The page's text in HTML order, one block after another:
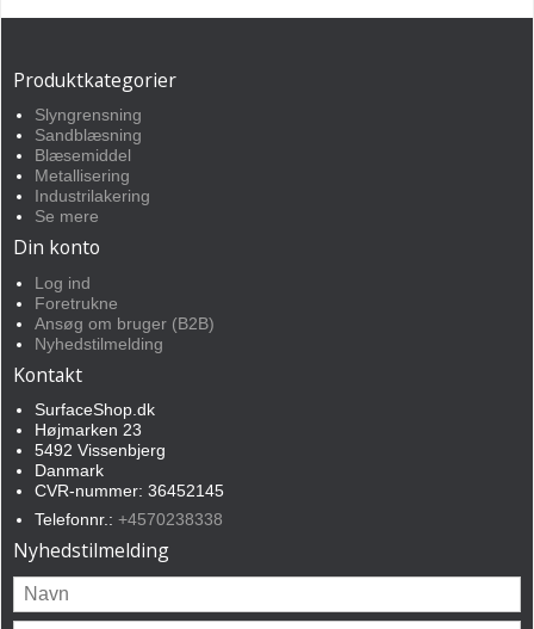
Produktkategorier
Slyngrensning
Sandblæsning
Blæsemiddel
Metallisering
Industrilakering
Se mere
Din konto
Log ind
Foretrukne
Ansøg om bruger (B2B)
Nyhedstilmelding
Kontakt
SurfaceShop.dk
Højmarken 23
5492 Vissenbjerg
Danmark
CVR-nummer: 36452145
Telefonnr.: +4570238338
Nyhedstilmelding